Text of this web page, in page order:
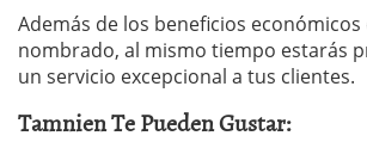
Además de los beneficios
nombrado, al mismo tiempo estarás
un servicio excepcional a tus clientes.
Tamnien Te Pueden Gustar: